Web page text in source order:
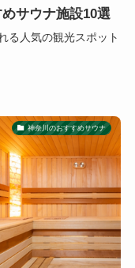
サウナ施設10選
る人気の観光スポット
神奈川のおすすめサウナ